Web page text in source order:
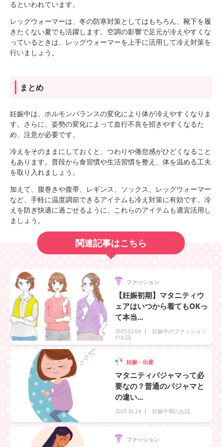
るといわれています。
レッグウォーマーは、冬の防寒対策としてはもちろん、靴下を履
きたくない夏でも活躍します。空調の影響で足元が冷えやすくな
っているときは、レッグウォーマーを上手に活用して冷え対策を
行いましょう。
まとめ
妊娠中は、ホルモンバランスの変化により体が冷えやすくなりま
す。さらに、姿勢の変化によって血行不良を招きやすくなるた
め、注意が必要です。
冷えをそのままにしておくと、つわりや倦怠感がひどくなること
もあります。普段から食習慣や生活習慣を整え、体を温める工夫
を取り入れましょう。
加えて、腹巻きや腹帯、レギンス、ソックス、レッグウォーマー
など、手軽に温度調節できるアイテムも冷え対策に有効です。冷
えを防ぎ快適に過ごせるように、これらのアイテムも適宜活用し
ましょう。
関連記事はこちら
ファッション
【妊娠初期】マタニティウ
ェアはいつから着てもOKっ
て本当...
2025.02.04
妊娠中のファッション
のお話
妊娠・出産
マタニティパジャマって必
要なの？普通のパジャマと
の違い...
2025.10.24 妊娠中期のお話
ファッション